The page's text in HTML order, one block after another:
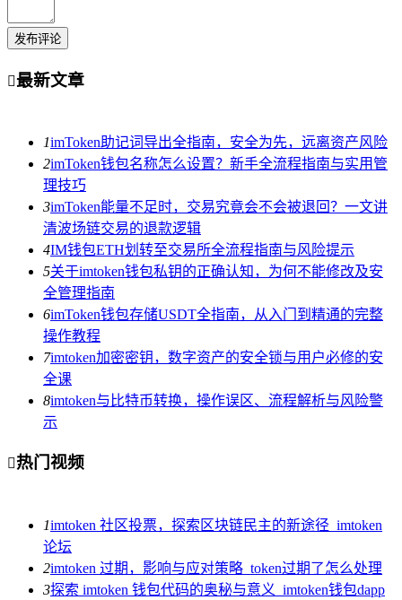
发布评论
最新文章
1imToken助记词导出全指南，安全为先，远离资产风险
2imToken钱包名称怎么设置？新手全流程指南与实用管
理技巧
3imToken能量不足时，交易究竟会不会被退回？一文讲
清波场链交易的退款逻辑
4IM钱包ETH划转至交易所全流程指南与风险提示
5关于imtoken钱包私钥的正确认知，为何不能修改及安
全管理指南
6imToken钱包存储USDT全指南，从入门到精通的完整
操作教程
7imtoken加密密钥，数字资产的安全锁与用户必修的安
全课
8imtoken与比特币转换，操作误区、流程解析与风险警
示
热门视频
1imtoken 社区投票，探索区块链民主的新途径_imtoken
论坛
2imtoken 过期，影响与应对策略_token过期了怎么处理
3探索 imtoken 钱包代码的奥秘与意义_imtoken钱包dapp